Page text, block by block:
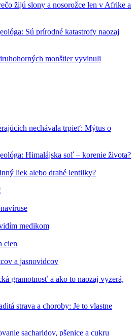
žijú slony a nosorožce len v Afrike a
Sú prírodné katastrofy naozaj
monštier vyvinuli
nechávala trpieť: Mýtus o
Himalájska soľ – korenie života?
liek alebo drahé lentilky?
medikom
cien
a jasnovidcov
gramotnosť a ako to naozaj vyzerá,
strava a choroby: Je to vlastne
sacharidov, pšenice a cukru